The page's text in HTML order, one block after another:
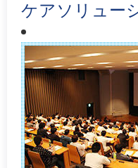
ケアソリュー